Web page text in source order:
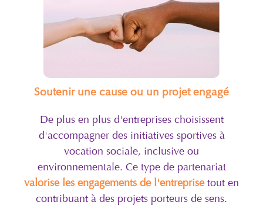
Soutenir une cause ou un projet engagé
De plus en plus d'entreprises choisissent
d'accompagner des initiatives sportives à
vocation sociale, inclusive ou
environnementale. Ce type de partenariat
valorise les engagements de l'entreprisetout en
contribuant à des projets porteurs de sens.